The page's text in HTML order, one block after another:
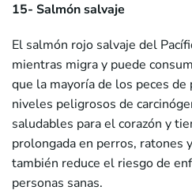
15- Salmón salvaje
El salmón rojo salvaje del
mientras migra y puede
que la mayoría de los peces
niveles peligrosos de
saludables para el corazón y
prolongada en perros, ratones
también reduce el riesgo de
personas sanas.